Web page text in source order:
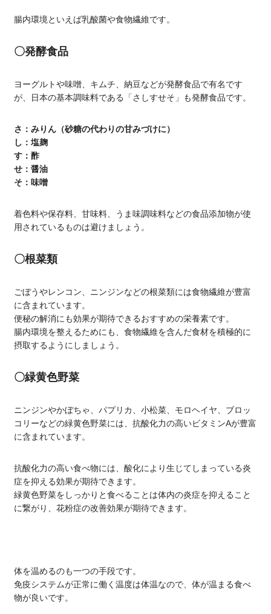
腸内環境といえば乳酸菌や食物繊維です。
〇発酵食品
ヨーグルトや味噌、キムチ、納豆などが発酵食品で有名です
が、日本の基本調味料である「さしすせそ」も発酵食品です。
さ：みりん（砂糖の代わりの甘みづけに）
し：塩麹
す：酢
せ：醤油
そ：味噌
着色料や保存料、甘味料、うま味調味料などの食品添加物が使
用されているものは避けましょう。
〇根菜類
ごぼうやレンコン、ニンジンなどの根菜類には食物繊維が豊富
に含まれています。
便秘の解消にも効果が期待できるおすすめの栄養素です。
腸内環境を整えるためにも、食物繊維を含んだ食材を積極的に
摂取するようにしましょう。
〇緑黄色野菜
ニンジンやかぼちゃ、パプリカ、小松菜、モロヘイヤ、ブロッ
コリーなどの緑黄色野菜には、抗酸化力の高いビタミンAが豊富
に含まれています。
抗酸化力の高い食べ物には、酸化により生じてしまっている炎
症を抑える効果が期待できます。
緑黄色野菜をしっかりと食べることは体内の炎症を抑えること
に繋がり、花粉症の改善効果が期待できます。
体を温めるのも一つの手段です。
免疫システムが正常に働く温度は体温なので、体が温まる食べ
物が良いです。